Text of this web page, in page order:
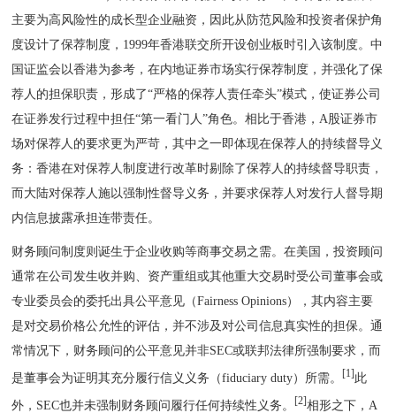
主要为高风险性的成长型企业融资，因此从防范风险和投资者保护角
度设计了保荐制度，1999年香港联交所开设创业板时引入该制度。中
国证监会以香港为参考，在内地证券市场实行保荐制度，并强化了保
荐人的担保职责，形成了“严格的保荐人责任牵头”模式，使证券公司
在证券发行过程中担任“第一看门人”角色。相比于香港，A股证券市
场对保荐人的要求更为严苛，其中之一即体现在保荐人的持续督导义
务：香港在对保荐人制度进行改革时剔除了保荐人的持续督导职责，
而大陆对保荐人施以强制性督导义务，并要求保荐人对发行人督导期
内信息披露承担连带责任。
财务顾问制度则诞生于企业收购等商事交易之需。在美国，投资顾问
通常在公司发生收并购、资产重组或其他重大交易时受公司董事会或
专业委员会的委托出具公平意见（Fairness Opinions），其内容主要
是对交易价格公允性的评估，并不涉及对公司信息真实性的担保。通
常情况下，财务顾问的公平意见并非SEC或联邦法律所强制要求，而
是董事会为证明其充分履行信义义务（fiduciary duty）所需。 [1]此
外，SEC也并未强制财务顾问履行任何持续性义务。 [2]相形之下，A